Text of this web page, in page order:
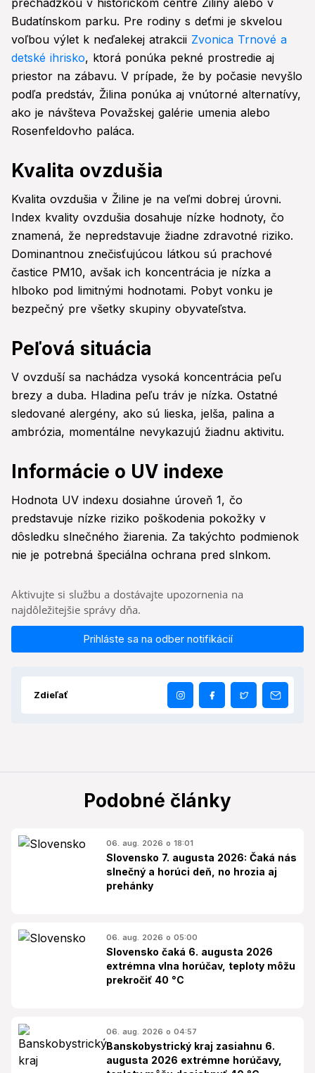
prechádzkou v historickom centre Žiliny alebo v
Budatínskom parku. Pre rodiny s deťmi je skvelou
voľbou výlet k neďalekej atrakcii Zvonica Trnové a
detské ihrisko, ktorá ponúka pekné prostredie aj
priestor na zábavu. V prípade, že by počasie nevyšlo
podľa predstáv, Žilina ponúka aj vnútorné alternatívy,
ako je návšteva Považskej galérie umenia alebo
Rosenfeldovho paláca.
Kvalita ovzdušia
Kvalita ovzdušia v Žiline je na veľmi dobrej úrovni.
Index kvality ovzdušia dosahuje nízke hodnoty, čo
znamená, že nepredstavuje žiadne zdravotné riziko.
Dominantnou znečisťujúcou látkou sú prachové
častice PM10, avšak ich koncentrácia je nízka a
hlboko pod limitnými hodnotami. Pobyt vonku je
bezpečný pre všetky skupiny obyvateľstva.
Peľová situácia
V ovzduší sa nachádza vysoká koncentrácia peľu
brezy a duba. Hladina peľu tráv je nízka. Ostatné
sledované alergény, ako sú lieska, jelša, palina a
ambrózia, momentálne nevykazujú žiadnu aktivitu.
Informácie o UV indexe
Hodnota UV indexu dosiahne úroveň 1, čo
predstavuje nízke riziko poškodenia pokožky v
dôsledku slnečného žiarenia. Za takýchto podmienok
nie je potrebná špeciálna ochrana pred slnkom.
Aktivujte si službu a dostávajte upozornenia na
najdôležitejšie správy dňa.
Prihláste sa na odber notifikácií
Zdieľať
Podobné články
06. aug. 2026 o 18:01
Slovensko 7. augusta 2026: Čaká nás
slnečný a horúci deň, no hrozia aj
prehánky
06. aug. 2026 o 05:00
Slovensko čaká 6. augusta 2026
extrémna vlna horúčav, teploty môžu
prekročiť 40 °C
06. aug. 2026 o 04:57
Banskobystrický kraj zasiahnu 6.
augusta 2026 extrémne horúčavy,